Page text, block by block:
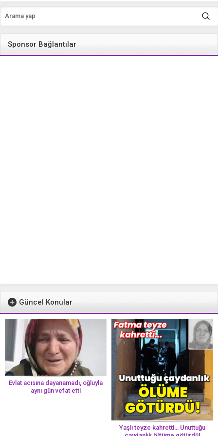
Sponsor Bağlantılar
Güncel Konular
Evlat acısına dayanamadı, oğluyla
aynı gün vefat etti
Yaşlı teyze kahretti… Unuttuğu